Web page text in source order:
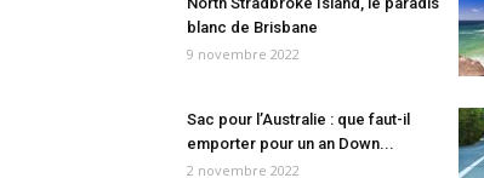
blanc de Brisbane
9 novembre 2022
Sac pour l’Australie : que faut-il
emporter pour un an Down...
2 novembre 2022